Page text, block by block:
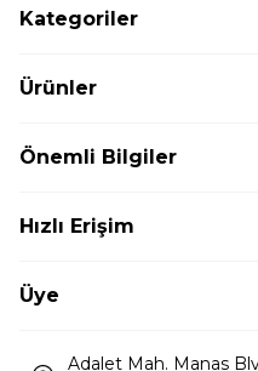
Kategoriler
Ürünler
Önemli Bilgiler
Hızlı Erişim
Üye
Adalet Mah. Manas